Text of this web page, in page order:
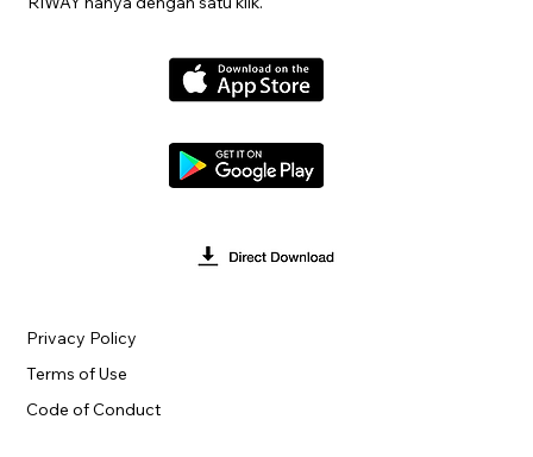
Terms of Use
Privacy Policy
Code of Conduct